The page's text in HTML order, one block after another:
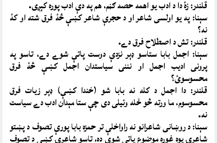
قلندر: زۀ دا د ادب يو اهمه حصه ګڼم، هم په دې ادب پوره کېږى.
سېنا: په يو اولسى شاعر او د حجرې شاعر کښې څۀ فرق شته او کۀ
نه؟
قلندر: تش د اصطلاح فرق دے.
سېنا: اجمل بابا ستاسو ډېر نزدې دوست پاتې شوے دے، تاسو په
پرونى اديب اجمل او نننى سياستدان اجمل کښې څۀ فرق
محسوسوئ؟
قلندر: دا اجمل د کله نه بابا شو (خندا کښې) ډېر زيات فرق
محسوسوم، ما ورته څو ځله وئيلى دى چې ستا مېدان ادب دے سياست
نه.
سېنا: د روښانى شاعرانو نه راواخلې تر حمزه بابا پورې تصوف د پښتو
شاعرۍ يوه غوره موضوع پاتې شوې ده، تاسو شاعرۍ کښې د تصوف